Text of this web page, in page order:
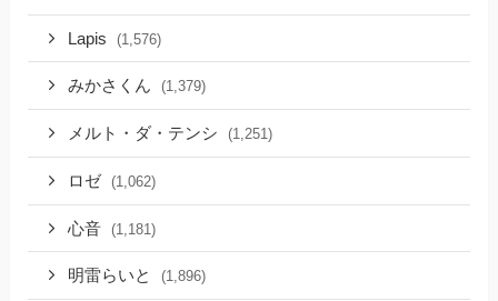
Lapis (1,576)
みかさくん (1,379)
メルト・ダ・テンシ (1,251)
ロゼ (1,062)
心音 (1,181)
明雷らいと (1,896)